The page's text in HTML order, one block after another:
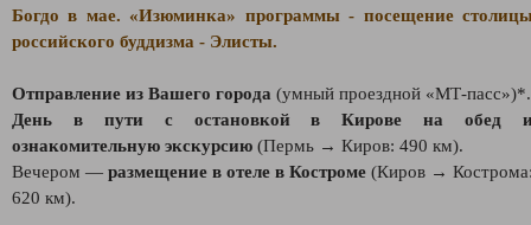
Богдо в мае. «Изюминка» программы - посещение
российского буддизма - Элисты.
Отправление из Вашего города (умный проездной «МТ-пасс»)*.
День в пути с остановкой в Кирове на обед
ознакомительную экскурсию (Пермь → Киров: 490 км).
Вечером — размещение в отеле в Костроме (Киров →
620 км).